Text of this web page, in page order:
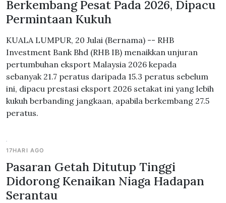
Berkembang Pesat Pada 2026, Dipacu
Permintaan Kukuh
KUALA LUMPUR, 20 Julai (Bernama) -- RHB
Investment Bank Bhd (RHB IB) menaikkan unjuran
pertumbuhan eksport Malaysia 2026 kepada
sebanyak 21.7 peratus daripada 15.3 peratus sebelum
ini, dipacu prestasi eksport 2026 setakat ini yang lebih
kukuh berbanding jangkaan, apabila berkembang 27.5
peratus.
17HARI AGO
Pasaran Getah Ditutup Tinggi
Didorong Kenaikan Niaga Hadapan
Serantau